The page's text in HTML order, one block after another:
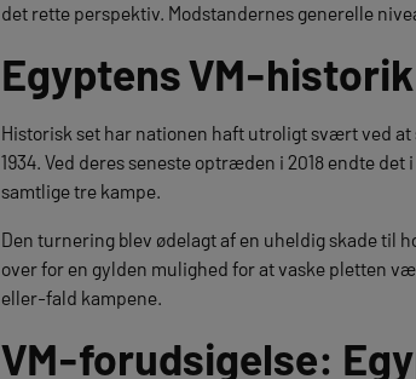
det rette perspektiv. Modstandernes generelle
Egyptens VM-historik
Historisk set har nationen haft utroligt svært ved
1934. Ved deres seneste optræden i 2018 endte
samtlige tre kampe.
Den turnering blev ødelagt af en uheldig skade til
over for en gylden mulighed for at vaske pletten
eller-fald kampene.
VM-forudsigelse: